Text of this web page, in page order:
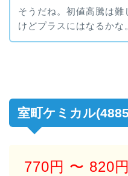
そうだね。初値高騰は難
けどプラスにはなるかな
室町ケミカル
770円 〜 820円